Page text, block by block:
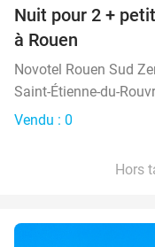
Nuit pour 2 +
à Rouen
Novotel Rouen Sud
Saint-Étienne-du-
Vendu : 0
Hors